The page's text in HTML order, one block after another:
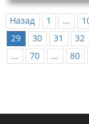
Назад 1 ...
29
30 31 32
...
70 ... 80